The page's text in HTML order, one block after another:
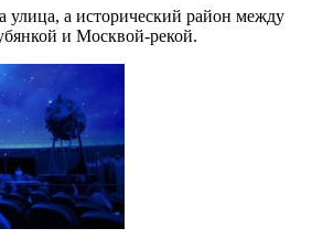
а исторический район между
и Москвой-рекой.